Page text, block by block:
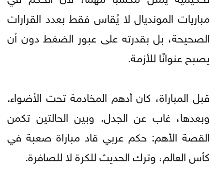
مباريات المونديال لا يُقاس فقط بعدد القرارات
الصحيحة، بل بقدرته على عبور الضغط دون أن
يصبح عنوانًا للأزمة.
قبل المباراة، كان أدهم المخادمة تحت الأضواء.
وبعدها، غاب عن الجدل. وبين الحالتين تكمن
القصة الأهم: حكم عربي قاد مباراة صعبة في
كأس العالم، وترك الحديث للكرة لا للصافرة.